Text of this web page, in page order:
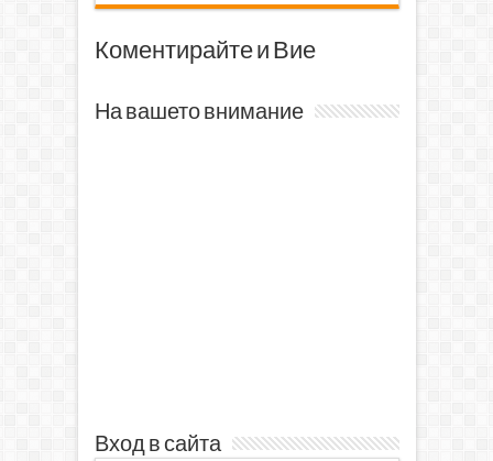
Коментирайте и Вие
На вашето внимание
Вход в сайта